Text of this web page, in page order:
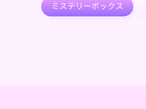
ミステリーボックス